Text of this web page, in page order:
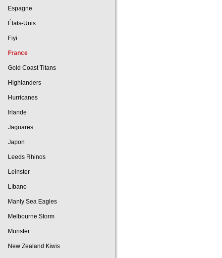
Espagne
États-Unis
Fiyi
France
Gold Coast Titans
Highlanders
Hurricanes
Irlande
Jaguares
Japon
Leeds Rhinos
Leinster
Líbano
Manly Sea Eagles
Melbourne Storm
Munster
New Zealand Kiwis